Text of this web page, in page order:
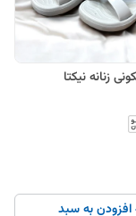
زنانه نیکتا
افزودن به سبد